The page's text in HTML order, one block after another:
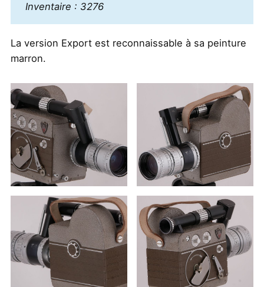
Inventaire : 3276
La version Export est reconnaissable à sa peinture
marron.